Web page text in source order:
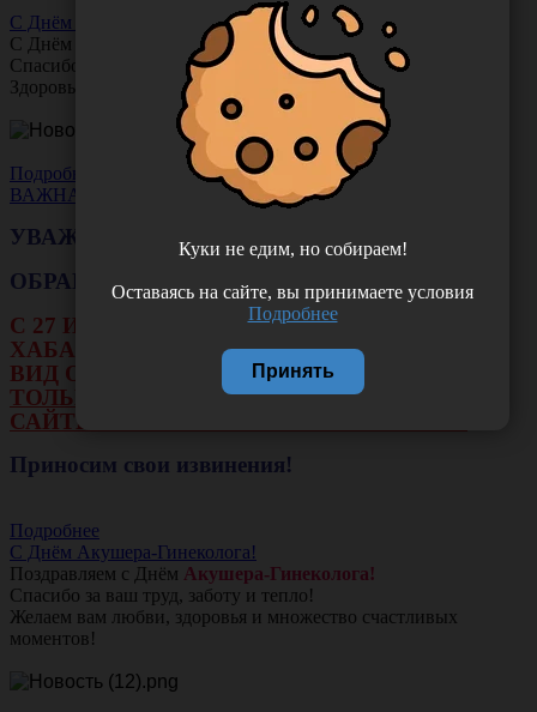
С Днём Офтальмолога!
С Днём
Офтальмолога!
Спасибо за ясное зрение и заботу о пациентах.
Здоровья вам и новых профессиональных побед!
Подробнее
ВАЖНАЯ НОВОСТЬ
УВАЖАЕМЫЕ КЛИЕНТЫ!
ОБРАЩАЕМ ВАШЕ ВНИМАНИЕ!!!
С 27 ИЮЛЯ ПО 16 АВГУСТА В ФИЛИАЛЕ Г.
ХАБАРОВСКА НЕ БУДЕТ ДЕЙСТВОВАТЬ
ВИД ОПЛАТЫ: НАЛИЧНЫЕ И ТЕРМИНАЛ.
ТОЛЬКО ОПЛАТА ОНЛАЙН НА НАШЕМ
САЙТЕ ИЛИ ЧЕРЕЗ РАСЧЕТНЫЙ СЧЕТ.
Приносим свои извинения!
Подробнее
С Днём Акушера-Гинеколога!
Поздравляем с Днём Акушера-Гинеколога!
Спасибо за ваш труд, заботу и тепло!
Желаем вам любви, здоровья и множество счастливых
моментов!
Куки не едим, но собираем!
Оставаясь на сайте, вы принимаете условия
Подробнее
Принять